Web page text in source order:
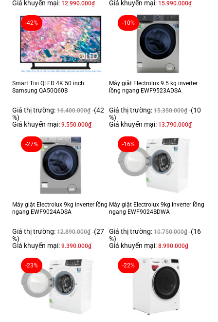
Giá khuyến mại: 12.990.000₫
Giá khuyến mại: 15.990.000₫
-42%
Smart Tivi QLED 4K 50 inch
Samsung QA50Q60B
Giá thị trường: 16.400.000₫ (42
%)
Giá khuyến mại: 9.550.000₫
-10%
Máy giặt Electrolux 9.5 kg inverter
lồng ngang EWF9523ADSA
Giá thị trường: 15.350.000₫ (10
%)
Giá khuyến mại: 13.790.000₫
-27%
Máy giặt Electrolux 9kg inverter lồng
ngang EWF9024ADSA
Giá thị trường: 12.890.000₫ (27
%)
Giá khuyến mại: 9.390.000₫
-16%
Máy giặt Electrolux 9kg inverter lồng
ngang EWF9024BDWA
Giá thị trường: 10.750.000₫ (16
%)
Giá khuyến mại: 8.990.000₫
-23% -22%